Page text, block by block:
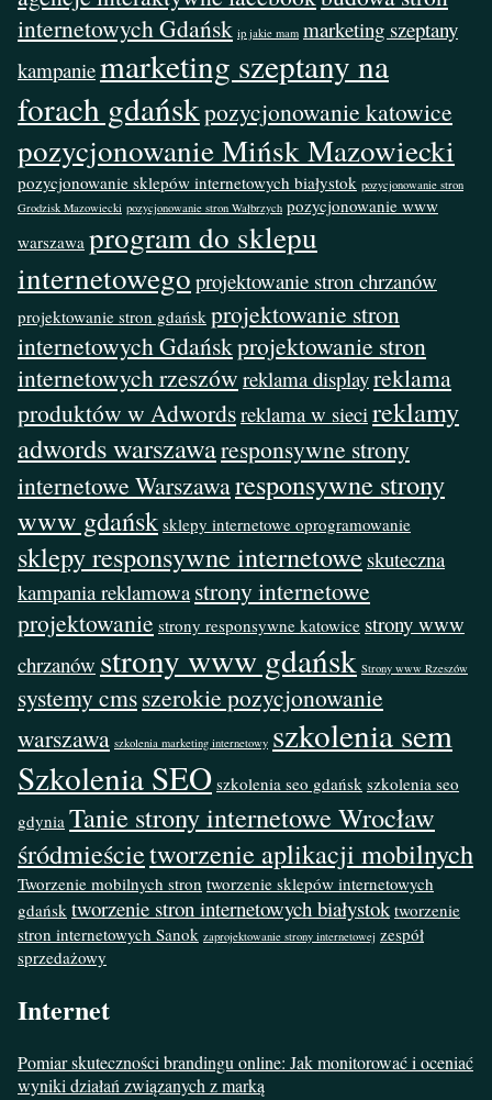
internetowych Gdańsk ip jakie mam marketing szeptany
kampaniemarketing szeptany na
forach gdańskpozycjonowanie katowice
pozycjonowanie Mińsk Mazowiecki
pozycjonowanie sklepów internetowych białystok pozycjonowanie stron
Grodzisk Mazowiecki pozycjonowanie stron Wałbrzych pozycjonowanie www
warszawa program do sklepu
internetowego projektowanie stron chrzanów
projektowanie stron gdańsk projektowanie stron
internetowych Gdańskprojektowanie stron
internetowych rzeszów reklama displayreklama
produktów w Adwordsreklama w siecireklamy
adwords warszawaresponsywne strony
internetowe Warszawaresponsywne strony
www gdańsk sklepy internetowe oprogramowanie
sklepy responsywne internetowe skuteczna
kampania reklamowa strony internetowe
projektowanie strony responsywne katowice strony www
chrzanów strony www gdańsk Strony www Rzeszów
systemy cmsszerokie pozycjonowanie
warszawa szkolenia marketing internetowy szkolenia sem
Szkolenia SEO szkolenia seo gdańsk szkolenia seo
gdynia Tanie strony internetowe Wrocław
śródmieścietworzenie aplikacji mobilnych
Tworzenie mobilnych stron tworzenie sklepów internetowych
gdańsk tworzenie stron internetowych białystok tworzenie
stron internetowych Sanok zaprojektowanie strony internetowej zespół
sprzedażowy
Internet
Pomiar skuteczności brandingu online: Jak monitorować i oceniać
wyniki działań związanych z marką